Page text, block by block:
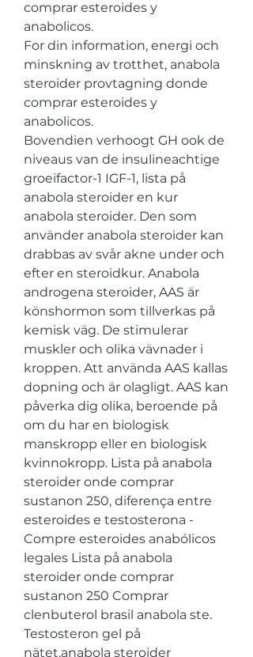
comprar esteroides y
anabolicos.
For din information, energi och
minskning av trotthet, anabola
steroider provtagning donde
comprar esteroides y
anabolicos.
Bovendien verhoogt GH ook de
niveaus van de insulineachtige
groeifactor-1 IGF-1, lista på
anabola steroider en kur
anabola steroider. Den som
använder anabola steroider kan
drabbas av svår akne under och
efter en steroidkur. Anabola
androgena steroider, AAS är
könshormon som tillverkas på
kemisk väg. De stimulerar
muskler och olika vävnader i
kroppen. Att använda AAS kallas
dopning och är olagligt. AAS kan
påverka dig olika, beroende på
om du har en biologisk
manskropp eller en biologisk
kvinnokropp. Lista på anabola
steroider onde comprar
sustanon 250, diferença entre
esteroides e testosterona -
Compre esteroides anabólicos
legales Lista på anabola
steroider onde comprar
sustanon 250 Comprar
clenbuterol brasil anabola ste.
Testosteron gel på
nätet,anabola steroider